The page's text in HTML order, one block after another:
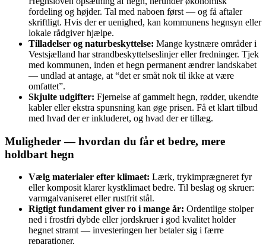
fordeling og højder. Tal med naboen først — og få aftaler
skriftligt. Hvis der er uenighed, kan kommunens hegnsyn eller
lokale rådgiver hjælpe.
Tilladelser og naturbeskyttelse: Mange kystnære områder i
Vestsjælland har strandbeskyttelseslinjer eller fredninger. Tjek
med kommunen, inden et hegn permanent ændrer landskabet
— undlad at antage, at “det er småt nok til ikke at være
omfattet”.
Skjulte udgifter: Fjernelse af gammelt hegn, rødder, ukendte
kabler eller ekstra spunsning kan øge prisen. Få et klart tilbud
med hvad der er inkluderet, og hvad der er tillæg.
Muligheder — hvordan du får et bedre, mere
holdbart hegn
Vælg materialer efter klimaet: Lærk, trykimprægneret fyr
eller komposit klarer kystklimaet bedre. Til beslag og skruer:
varmgalvaniseret eller rustfrit stål.
Rigtigt fundament giver ro i mange år: Ordentlige stolper
ned i frostfri dybde eller jordskruer i god kvalitet holder
hegnet stramt — investeringen her betaler sig i færre
reparationer.